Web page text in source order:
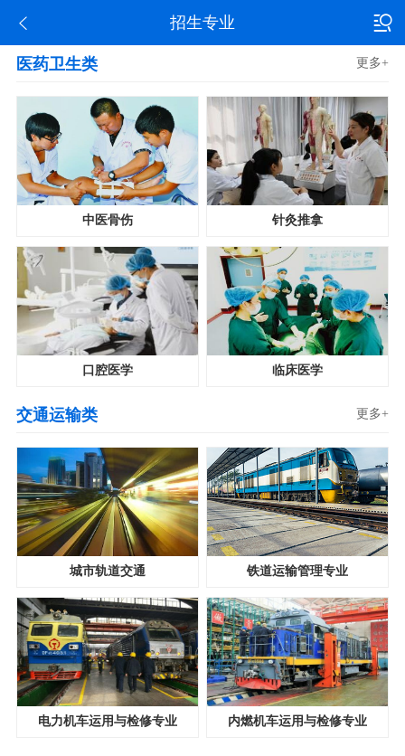
招生专业
更多+
医药卫生类
中医骨伤 针灸推拿
口腔医学 临床医学
更多+
交通运输类
城市轨道交通 铁道运输管理专业
电力机车运用与检修专业 内燃机车运用与检修专业